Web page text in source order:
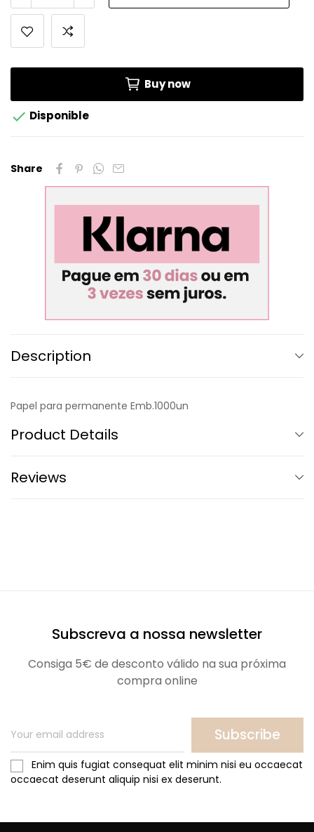
Buy now
 Disponible
Share
Description
Papel para permanente Emb.1000un
Product Details
Reviews
Subscreva a nossa newsletter
Consiga 5€ de desconto válido na sua próxima
compra online
Subscribe
Enim quis fugiat consequat elit minim nisi eu occaecat
occaecat deserunt aliquip nisi ex deserunt.